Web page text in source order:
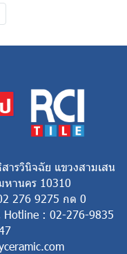
รวินิจฉัย แขวงสามเสน
หานคร 10310
276 9275 กด 0
Hotline : 02-276-9835